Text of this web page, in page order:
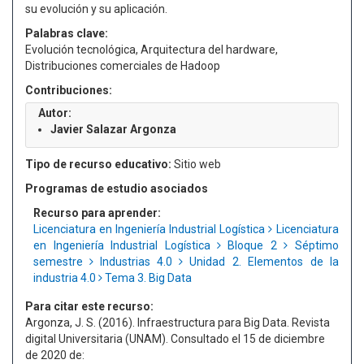
su evolución y su aplicación.
Palabras clave:
Evolución tecnológica, Arquitectura del hardware,
Distribuciones comerciales de Hadoop
Contribuciones:
Autor:
Javier Salazar Argonza
Tipo de recurso educativo: Sitio web
Programas de estudio asociados
Recurso para aprender:
Licenciatura en Ingeniería Industrial Logística
Licenciatura
en Ingeniería Industrial Logística
Bloque 2
Séptimo
semestre
Industrias 4.0
Unidad 2. Elementos de la
industria 4.0
Tema 3. Big Data
Para citar este recurso:
Argonza, J. S. (2016). Infraestructura para Big Data. Revista
digital Universitaria (UNAM). Consultado el 15 de diciembre
de 2020 de: